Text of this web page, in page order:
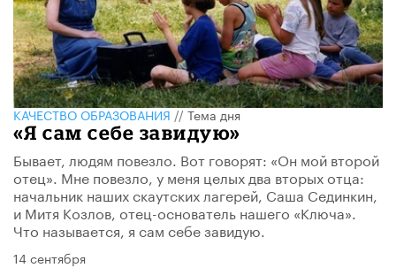
КАЧЕСТВО ОБРАЗОВАНИЯ//Тема дня
«Я сам себе завидую»
Бывает, людям повезло. Вот говорят: «Он мой второй
отец». Мне повезло, у меня целых два вторых отца:
начальник наших скаутских лагерей, Саша Сединкин,
и Митя Козлов, отец-основатель нашего «Ключа».
Что называется, я сам себе завидую.
14 сентября